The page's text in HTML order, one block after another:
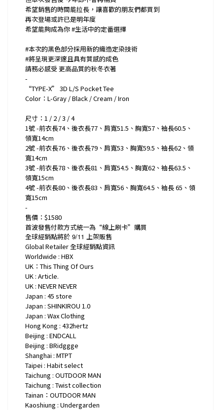
希望銷售的時間能拉長，讓喜歡的朋友們都買到
再次登場或許已是明年度
希望能夠成為你 #生活中的定番選擇
#本次的黑色部分採用新的織造定染技術
#將呈現更深邃且具有質感的成色
請務必感受 更高品質的秋冬衣著
-
“TYPE-X” 3D L/S Pocket Tee
Color：L-Gray / Black / Cream / Iron
尺寸：1 / 2 / 3 / 4
1號 -前衣長74、後衣長77、肩寬51.5、胸寬57、袖長60.5、
領寬14cm
2號 -前衣長76、後衣長79、肩寬53、胸寬59.5、袖長62、領
寬14cm
3號 -前衣長78、後衣長81、肩寬54.5、胸寬62、袖長63.5、
領寬15cm
4號 -前衣長80、後衣長83、肩寬56、胸寬64.5、袖長 65、領
寬15cm
-
售價：$1580
首波發售付款方式統一為“線上刷卡”購買
全球經銷點將於 9/11 上架販售
Global Retailer 全球經銷點資訊
Worldwide : HBX
UK：This Thing Of Ours
UK : Article.
UK : NEVER NEVER
Japan : 45 store
Japan : SHINKIROU 1.0
Japan : Wax Clothing
Hong Kong : 432hertz
Beijing : ENDCALL
Beijing : BRidggge
Shanghai : MTPT
Taipei : Habit select
Taichung : OUTDOOR MAN
Taichung : Twist collection
Tainan：OUTDOOR MAN
Kaoshiung : Undergarden